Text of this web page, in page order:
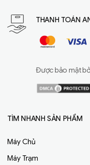
THANH TOÁN
Được bảo mật
TÌM NHANH SẢN PHẨM
Máy Chủ
Máy Trạm